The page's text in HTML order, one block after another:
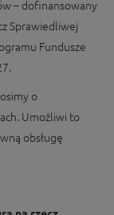
– dofinansowany
Sprawiedliwej
Fundusze
o
Umożliwi to
obsługę